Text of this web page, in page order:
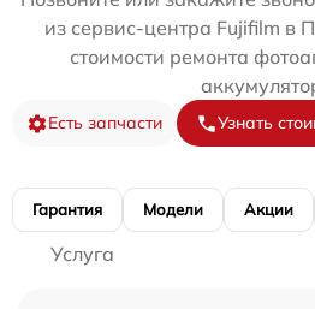
из сервис-центра Fujifilm в
стоимости ремонта
Есть запчасти Узнать
Гарантия Модели Акции
Услуга